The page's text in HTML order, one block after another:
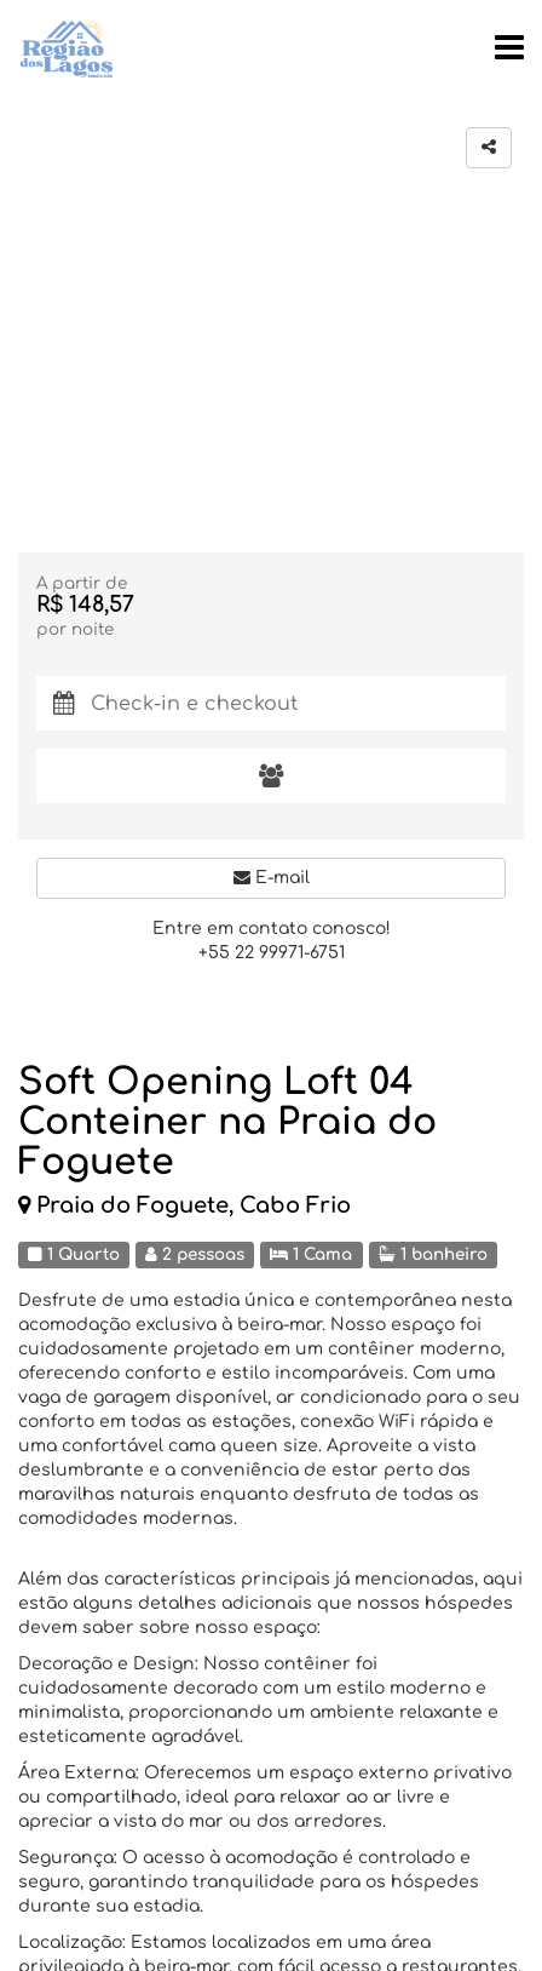
Soft Opening Loft 04
Conteiner na Praia do
Foguete
Praia do Foguete, Cabo Frio
1 Quarto 2 pessoas 1 Cama 1 banheiro
Desfrute de uma estadia única e contemporânea nesta
acomodação exclusiva à beira-mar. Nosso espaço foi
cuidadosamente projetado em um contêiner moderno,
oferecendo conforto e estilo incomparáveis. Com uma
vaga de garagem disponível, ar condicionado para o seu
conforto em todas as estações, conexão WiFi rápida e
uma confortável cama queen size. Aproveite a vista
deslumbrante e a conveniência de estar perto das
maravilhas naturais enquanto desfruta de todas as
comodidades modernas.
Além das características principais já mencionadas, aqui
estão alguns detalhes adicionais que nossos hóspedes
devem saber sobre nosso espaço:
Decoração e Design: Nosso contêiner foi
cuidadosamente decorado com um estilo moderno e
minimalista, proporcionando um ambiente relaxante e
esteticamente agradável.
Área Externa: Oferecemos um espaço externo privativo
ou compartilhado, ideal para relaxar ao ar livre e
apreciar a vista do mar ou dos arredores.
Segurança: O acesso à acomodação é controlado e
seguro, garantindo tranquilidade para os hóspedes
durante sua estadia.
Localização: Estamos localizados em uma área
privilegiada à beira-mar, com fácil acesso a restaurantes,
A partir de
R$ 148,57
por noite
E-mail
Entre em contato conosco!
+55 22 99971-6751